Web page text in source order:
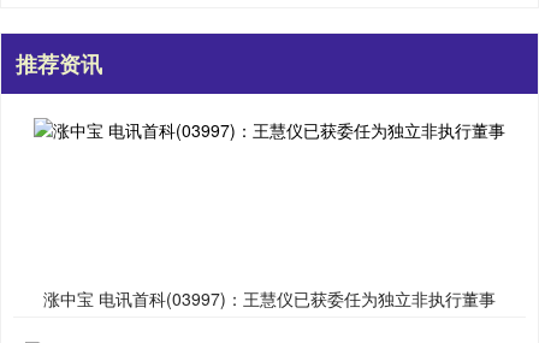
推荐资讯
涨中宝 电讯首科(03997)：王慧仪已获委任为独立非执行董事